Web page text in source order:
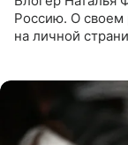
Россию. О своем
на личной